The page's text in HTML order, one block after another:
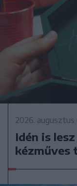
2026. augusztus
Idén is
kézműves